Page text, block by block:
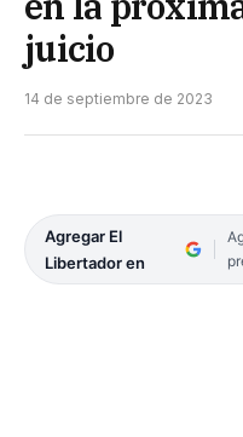
juicio
14 de septiembre de 2023
Agregar El
Libertador en